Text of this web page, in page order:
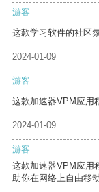
游客
这款学习软件的社区
2024-01-09
游客
这款加速器VPM应用
2024-01-09
游客
这款加速器VPM应用
助你在网络上自由移动